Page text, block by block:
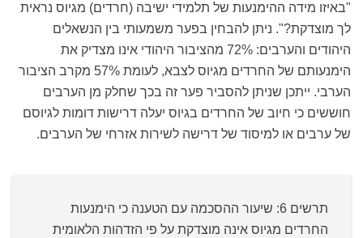
"באיזו מידה ההימנעות של תלמידי ישיבה (חרדים) מגיוס נראית
לך מוצדקת?". ניתן להבחין בפער משמעותי בין הנשאלים
היהודים והערבים: 72% מהציבור היהודי אינו מצדיק את
הימנעותם של החרדים מגיוס לצבא, לעומת 57% מקרב הציבור
הערבי. ייתכן שניתן להסביר פער זה בכך שחלק מן הערבים
חוששים כי חיוב של החרדים בגיוס יעלה דרישות דומות לגיוסם
של ערבים או למיסוד של דרישה לשירות אזרחי של הערבים.
תרשים 6: שיעור ההסכמה עם הטענה כי הימנעות
החרדים מגיוס אינה מוצדקת על פי הזדהות הלאומית